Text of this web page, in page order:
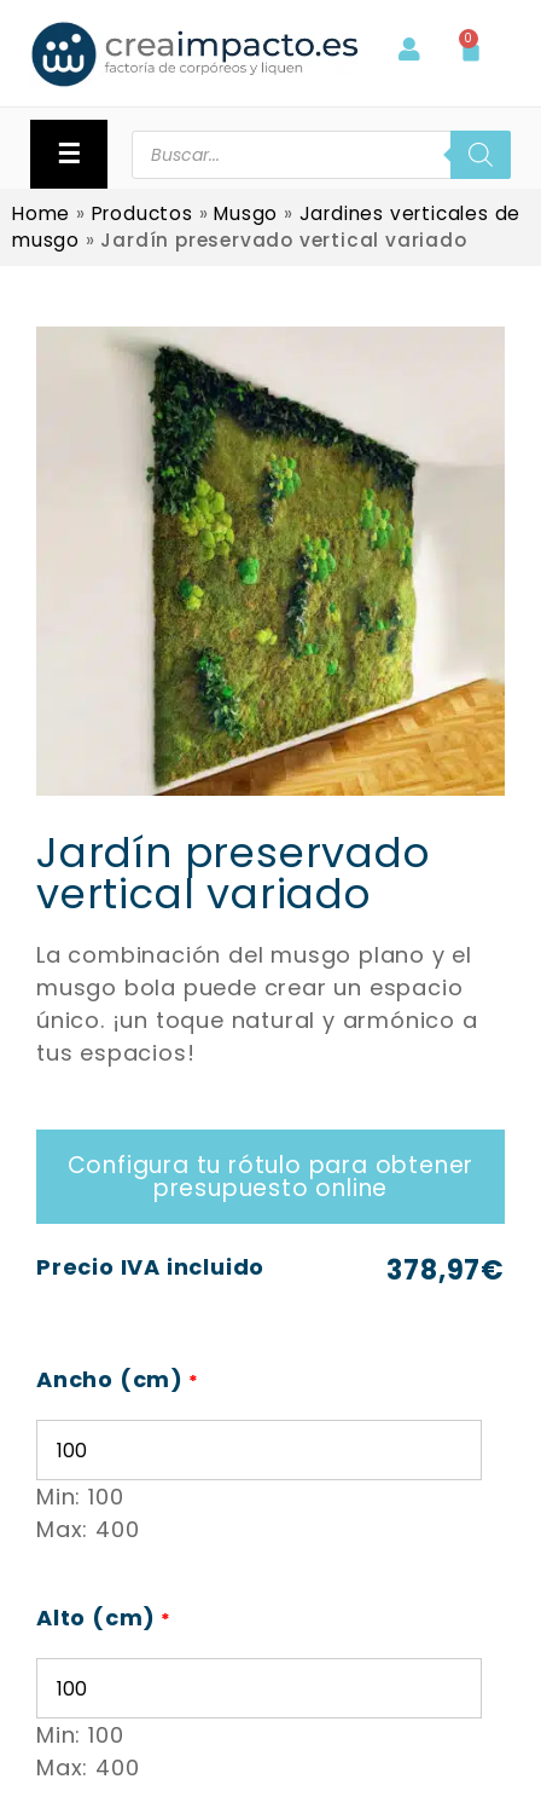
0
☰
Home » Productos »Musgo » Jardines verticales de
musgo » Jardín preservado vertical variado
Jardín preservado
vertical variado
La combinación del musgo plano y el
musgo bola puede crear un espacio
único. ¡un toque natural y armónico a
tus espacios!
Configura tu rótulo para obtener
presupuesto online
Precio IVA incluido 378,97€
Ancho (cm) *
Min: 100
Max: 400
Alto (cm) *
Min: 100
Max: 400